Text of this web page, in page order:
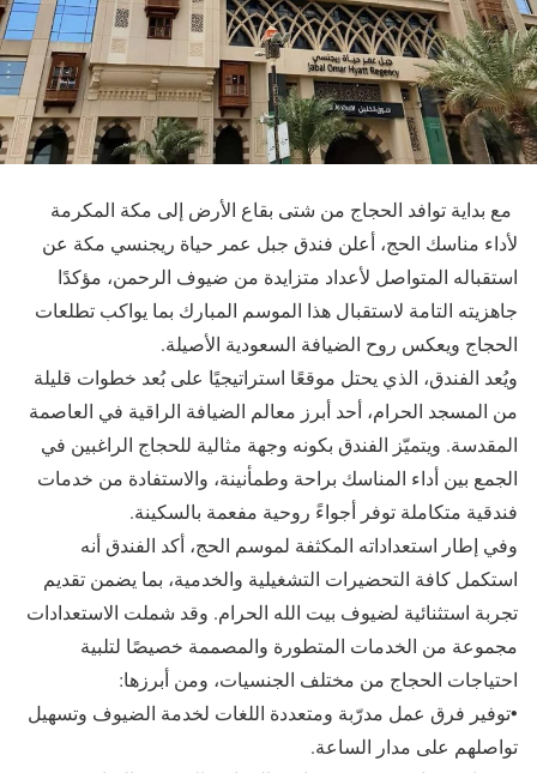
مع بداية توافد الحجاج من شتى بقاع الأرض إلى مكة المكرمة
لأداء مناسك الحج، أعلن فندق جبل عمر حياة ريجنسي مكة عن
استقباله المتواصل لأعداد متزايدة من ضيوف الرحمن، مؤكدًا
جاهزيته التامة لاستقبال هذا الموسم المبارك بما يواكب تطلعات
الحجاج ويعكس روح الضيافة السعودية الأصيلة.
ويُعد الفندق، الذي يحتل موقعًا استراتيجيًا على بُعد خطوات قليلة
من المسجد الحرام، أحد أبرز معالم الضيافة الراقية في العاصمة
المقدسة. ويتميّز الفندق بكونه وجهة مثالية للحجاج الراغبين في
الجمع بين أداء المناسك براحة وطمأنينة، والاستفادة من خدمات
فندقية متكاملة توفر أجواءً روحية مفعمة بالسكينة.
وفي إطار استعداداته المكثفة لموسم الحج، أكد الفندق أنه
استكمل كافة التحضيرات التشغيلية والخدمية، بما يضمن تقديم
تجربة استثنائية لضيوف بيت الله الحرام. وقد شملت الاستعدادات
مجموعة من الخدمات المتطورة والمصممة خصيصًا لتلبية
احتياجات الحجاج من مختلف الجنسيات، ومن أبرزها:
•توفير فرق عمل مدرّبة ومتعددة اللغات لخدمة الضيوف وتسهيل
تواصلهم على مدار الساعة.